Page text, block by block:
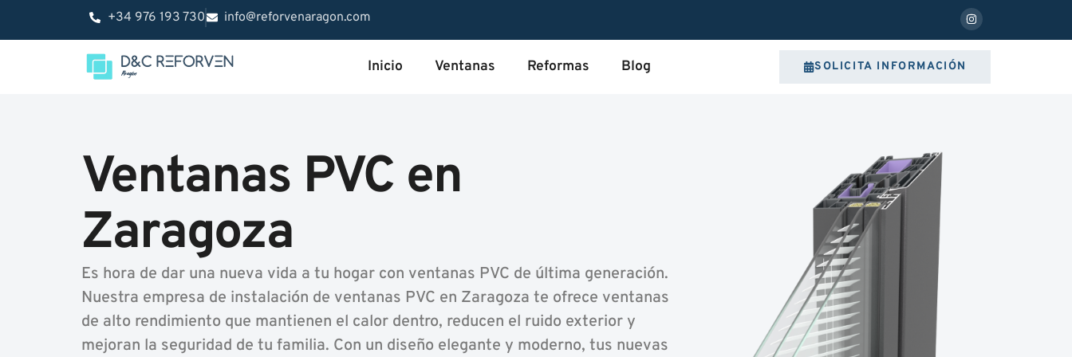
+34 976 193 730 info@reforvenaragon.com
Inicio Ventanas Reformas Blog SOLICITA INFORMACIÓN
Ventanas PVC en
Zaragoza
Es hora de dar una nueva vida a tu hogar con ventanas PVC de última generación.
Nuestra empresa de instalación de ventanas PVC en Zaragoza te ofrece ventanas
de alto rendimiento que mantienen el calor dentro, reducen el ruido exterior y
mejoran la seguridad de tu familia. Con un diseño elegante y moderno, tus nuevas